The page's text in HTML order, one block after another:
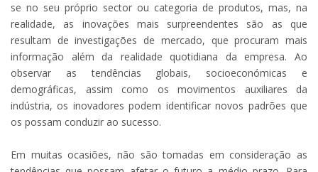
se no seu próprio sector ou categoria de produtos, mas, na
realidade, as inovações mais surpreendentes são as que
resultam de investigações de mercado, que procuram mais
informação além da realidade quotidiana da empresa. Ao
observar as tendências globais, socioeconómicas e
demográficas, assim como os movimentos auxiliares da
indústria, os inovadores podem identificar novos padrões que
os possam conduzir ao sucesso.
Em muitas ocasiões, não são tomadas em consideração as